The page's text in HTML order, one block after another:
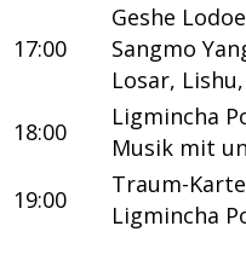
17:00
Geshe
Sangmo
Losar,
18:00
Ligmincha
Musik mit
19:00
Traum-
Ligmincha